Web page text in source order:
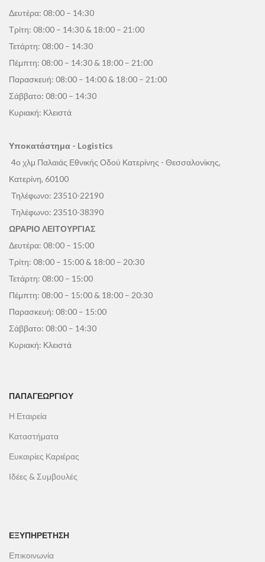
Δευτέρα: 08:00 – 14:30
Τρίτη: 08:00 – 14:30 & 18:00 – 21:00
Τετάρτη: 08:00 – 14:30
Πέμπτη: 08:00 – 14:30 & 18:00 – 21:00
Παρασκευή: 08:00 – 14:00 & 18:00 – 21:00
Σάββατο: 08:00 – 14:30
Κυριακή: Κλειστά
Υποκατάστημα - Logistics
4ο χλμ Παλαιάς Εθνικής Οδού Κατερίνης - Θεσσαλονίκης,
Κατερίνη, 60100
Τηλέφωνο: 23510-22190
Τηλέφωνο: 23510-38390
ΩΡΑΡΙΟ ΛΕΙΤΟΥΡΓΙΑΣ
Δευτέρα: 08:00 – 15:00
Τρίτη: 08:00 – 15:00 & 18:00 – 20:30
Τετάρτη: 08:00 – 15:00
Πέμπτη: 08:00 – 15:00 & 18:00 – 20:30
Παρασκευή: 08:00 – 15:00
Σάββατο: 08:00 – 14:30
Κυριακή: Κλειστά
ΠΑΠΑΓΕΩΡΓΊΟΥ
Η Εταιρεία
Καταστήματα
Ευκαιρίες Καριέρας
Ιδέες & Συμβουλές
ΕΞΥΠΗΡΕΤΗΣΗ
Επικοινωνία